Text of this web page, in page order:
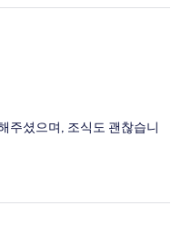
주셨으며, 조식도 괜찮습니